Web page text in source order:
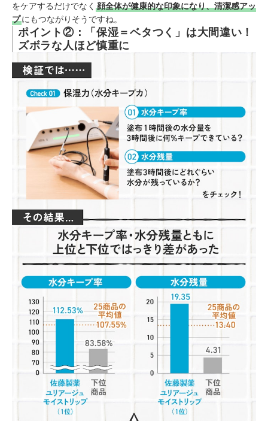
をケアするだけでなく 顔全体が健康的な印象になり、清潔感アッ
プにもつながりそうですね。
ポイント②：「保湿＝ベタつく」は大間違い！
ズボラな人ほど慎重に